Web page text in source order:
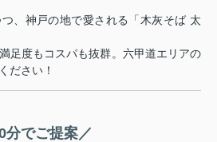
、神戸の地で愛される「木灰そば 太
足度もコスパも抜群。六甲道エリアの
ださい！
分でご提案／